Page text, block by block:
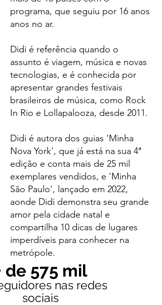
programa, que seguiu por 16 anos
anos no ar.
Didi é referência quando o
assunto é viagem, música e novas
tecnologias, e é conhecida por
apresentar grandes festivais
brasileiros de música, como Rock
In Rio e Lollapalooza, desde 2011.
Didi é autora dos guias 'Minha
Nova York', que já está na sua 4ª
edição e conta mais de 25 mil
exemplares vendidos, e 'Minha
São Paulo', lançado em 2022,
aonde Didi demonstra seu grande
amor pela cidade natal e
compartilha 10 dicas de lugares
imperdíveis para conhecer na
metrópole.
de 575 mil
nas redes
sociais